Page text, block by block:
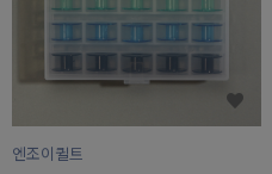
엔조이퀼트